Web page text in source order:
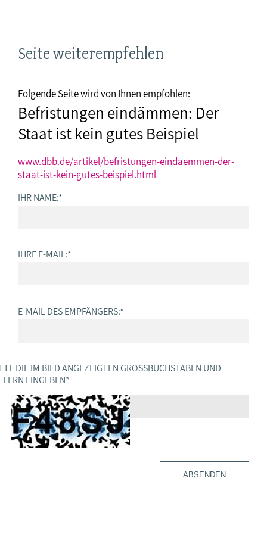
Seite weiterempfehlen
Folgende Seite wird von Ihnen empfohlen:
Befristungen eindämmen: Der
Staat ist kein gutes Beispiel
www.dbb.de/artikel/befristungen-eindaemmen-der-
staat-ist-kein-gutes-beispiel.html
IHR NAME:*
IHRE E-MAIL:*
E-MAIL DES EMPFÄNGERS:*
DIE IM BILD ANGEZEIGTEN GROSSBUCHSTABEN UND Z
EINGEBEN *
ABSENDEN